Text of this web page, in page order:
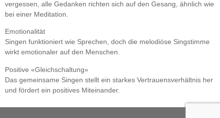
vergessen, alle Gedanken richten sich auf den Gesang, ähnlich wie
bei einer Meditation.
Emotionalität
Singen funktioniert wie Sprechen, doch die melodiöse Singstimme
wirkt emotionaler auf den Menschen.
Positive «Gleichschaltung»
Das gemeinsame Singen stellt ein starkes Vertrauensverhältnis her
und fördert ein positives Miteinander.